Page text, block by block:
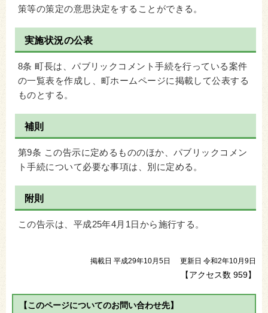
策等の策定の意思決定をすることができる。
実施状況の公表
8条 町長は、パブリックコメント手続を行っている案件
の一覧表を作成し、町ホームページに掲載して公表する
ものとする。
補則
第9条 この告示に定めるもののほか、パブリックコメン
ト手続について必要な事項は、別に定める。
附則
この告示は、平成25年4月1日から施行する。
掲載日 平成29年10月5日 更新日 令和2年10月9日
【アクセス数 959】
【このページについてのお問い合わせ先】